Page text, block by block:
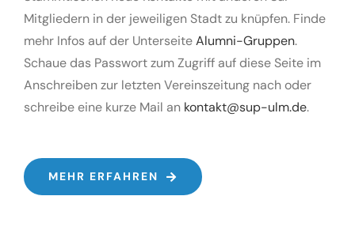
Mitgliedern in der jeweiligen Stadt zu knüpfen. Finde
mehr Infos auf der UnterseiteAlumni-Gruppen.
Schaue das Passwort zum Zugriff auf diese Seite im
Anschreiben zur letzten Vereinszeitung nach oder
schreibe eine kurze Mail an kontakt@sup-ulm.de.
MEHR ERFAHREN